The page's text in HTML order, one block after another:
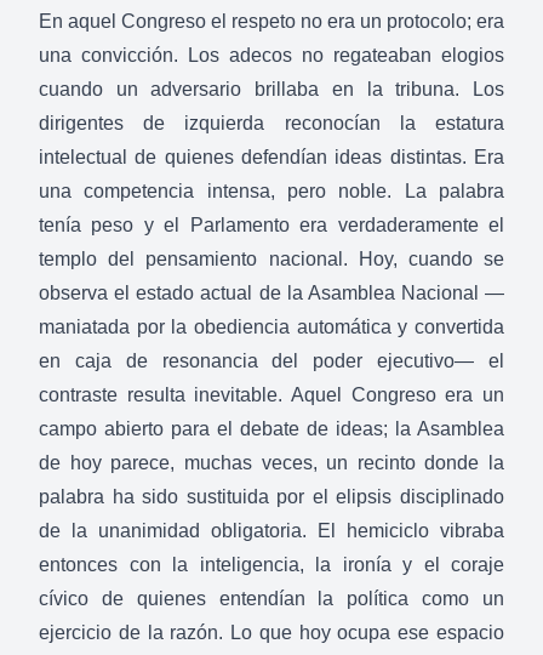
En aquel Congreso el respeto no era un protocolo; era
una convicción. Los adecos no regateaban elogios
cuando un adversario brillaba en la tribuna. Los
dirigentes de izquierda reconocían la estatura
intelectual de quienes defendían ideas distintas. Era
una competencia intensa, pero noble. La palabra
tenía peso y el Parlamento era verdaderamente el
templo del pensamiento nacional. Hoy, cuando se
observa el estado actual de la Asamblea Nacional —
maniatada por la obediencia automática y convertida
en caja de resonancia del poder ejecutivo— el
contraste resulta inevitable. Aquel Congreso era un
campo abierto para el debate de ideas; la Asamblea
de hoy parece, muchas veces, un recinto donde la
palabra ha sido sustituida por el elipsis disciplinado
de la unanimidad obligatoria. El hemiciclo vibraba
entonces con la inteligencia, la ironía y el coraje
cívico de quienes entendían la política como un
ejercicio de la razón. Lo que hoy ocupa ese espacio